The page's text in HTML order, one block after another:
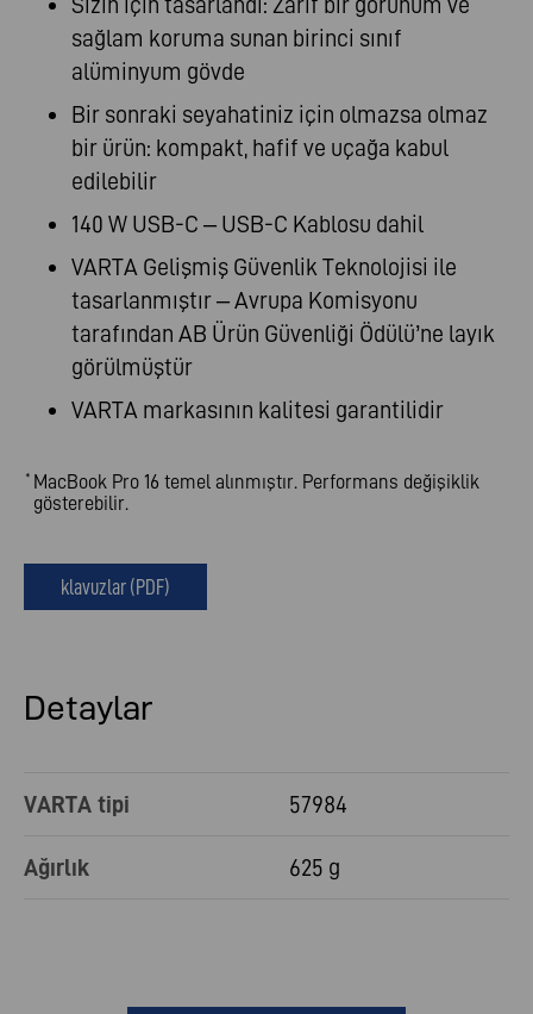
sağlam koruma sunan birinci sınıf
alüminyum gövde
Bir sonraki seyahatiniz için olmazsa olmaz
bir ürün: kompakt, hafif ve uçağa kabul
edilebilir
140 W USB-C – USB-C Kablosu dahil
VARTA Gelişmiş Güvenlik Teknolojisi ile
tasarlanmıştır – Avrupa Komisyonu
tarafından AB Ürün Güvenliği Ödülü’ne layık
görülmüştür
VARTA markasının kalitesi garantilidir
* MacBook Pro 16 temel alınmıştır. Performans değişiklik
gösterebilir.
klavuzlar (PDF)
Detaylar
VARTA tipi 57984
Ağırlık 625 g